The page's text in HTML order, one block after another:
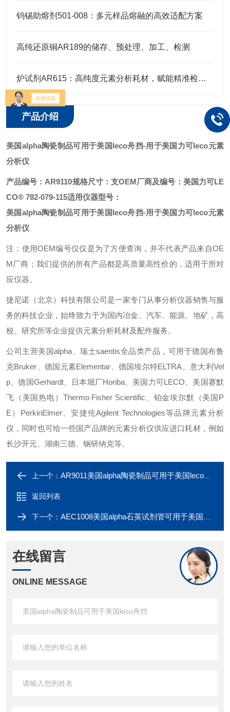
钨锡助熔剂501-008：多元样品熔融的高效适配方案
高纯还原铜AR189的储存、预处理、加工、检测
炉试剂AR615：高纯度元素分析耗材，赋能精准检测高效推进
产品介绍
美国alpha陶瓷制品可用于美国leco舟挡-用于美国力可leco元素
分析仪
产品编号：AR9110规格尺寸：支OEM厂商及编号：美国力可LE
CO® 782-079-115适用仪器型号：
美国alpha陶瓷制品可用于美国leco舟挡-用于美国力可leco元素
分析仪
注：使用OEM编号仅仅是为了方便查询，并不代表产品来自OE
M厂商；我们提供的所有产品都是高质量高性价的，适用于所对
应仪器。
捷尼诺（北京）科技有限公司是一家专门从事分析仪器销售与服
务的科技企业，始终致力于为国内冶金、汽车、能源、地矿，高
校、研究所等企业提供元素分析耗材及配件服务。
公司主营美国alpha、瑞士saentis全品类产品，可用于德国布鲁
克Bruker、德国元素Elementar、德国埃尔特ELTRA、意大利Vel
p、德国Gerhardt、日本堀厂Horiba、美国力可LECO、美国赛默
飞（美国热电）Thermo Fisher Scientific、铂金埃尔默（美国P
E）PerkinElmer、安捷伦Agilent Technologies等品牌元素分析
仪，同时也可给一些国产品牌的元素分析仪供应进口耗材，例如
长沙开元、湖南三德、钢研纳克等。
上一个： AR9011美国alpha陶瓷制品可用于美国leco陶瓷衬管
返回列表
下一个： AEC1008美国alpha石英试剂管可用于美国Thermo
在线留言
ONLINE MESSAGE